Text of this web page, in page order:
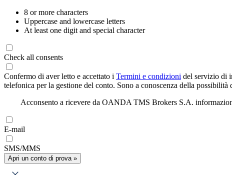
8 or more characters
Uppercase and lowercase letters
At least one digit and special character
Check all consents
Confermo di aver letto e accettato i Termini e condizioni del servizio di
telefonica per la gestione del conto. Sono a conoscenza della
Acconsento a ricevere da OANDA TMS Brokers S.A.
E-mail
SMS/MMS
Apri un conto di prova »